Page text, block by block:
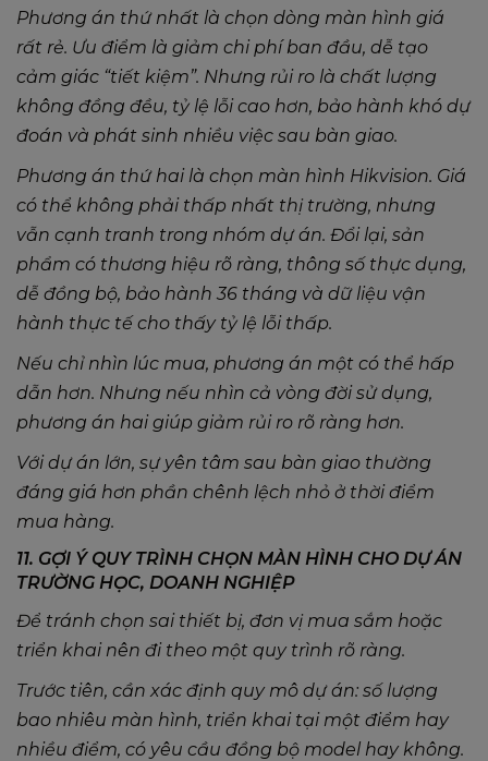
Phương án thứ nhất là chọn dòng màn hình giá
rất rẻ. Ưu điểm là giảm chi phí ban đầu, dễ tạo
cảm giác “tiết kiệm”. Nhưng rủi ro là chất lượng
không đồng đều, tỷ lệ lỗi cao hơn, bảo hành khó dự
đoán và phát sinh nhiều việc sau bàn giao.
Phương án thứ hai là chọn màn hình Hikvision. Giá
có thể không phải thấp nhất thị trường, nhưng
vẫn cạnh tranh trong nhóm dự án. Đổi lại, sản
phẩm có thương hiệu rõ ràng, thông số thực dụng,
dễ đồng bộ, bảo hành 36 tháng và dữ liệu vận
hành thực tế cho thấy tỷ lệ lỗi thấp.
Nếu chỉ nhìn lúc mua, phương án một có thể hấp
dẫn hơn. Nhưng nếu nhìn cả vòng đời sử dụng,
phương án hai giúp giảm rủi ro rõ ràng hơn.
Với dự án lớn, sự yên tâm sau bàn giao thường
đáng giá hơn phần chênh lệch nhỏ ở thời điểm
mua hàng.
11. GỢI Ý QUY TRÌNH CHỌN MÀN HÌNH CHO DỰ ÁN
TRƯỜNG HỌC, DOANH NGHIỆP
Để tránh chọn sai thiết bị, đơn vị mua sắm hoặc
triển khai nên đi theo một quy trình rõ ràng.
Trước tiên, cần xác định quy mô dự án: số lượng
bao nhiêu màn hình, triển khai tại một điểm hay
nhiều điểm, có yêu cầu đồng bộ model hay không.